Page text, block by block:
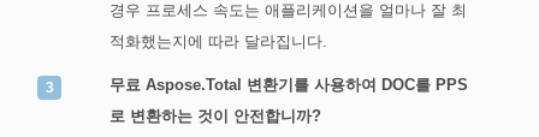
경우 프로세스 속도는 애플리케이션을 얼마나 잘 최
적화했는지에 따라 달라집니다.
무료 Aspose.Total 변환기를 사용하여 DOC를 PPS
로 변환하는 것이 안전합니까?